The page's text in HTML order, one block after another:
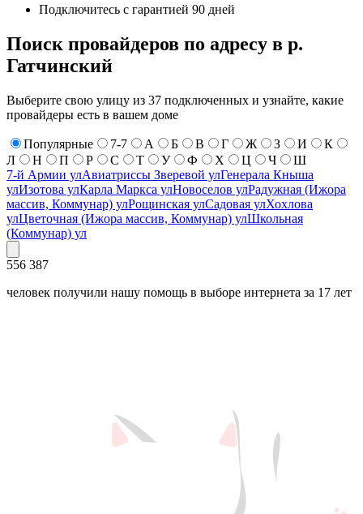
Подключитесь с гарантией 90 дней
Поиск провайдеров по адресу в р.
Гатчинский
Выберите свою улицу из 37 подключенных и узнайте, какие
провайдеры есть в вашем доме
Популярные 7-7 А Б В Г Ж З И
К
Л
Н П Р С Т У Ф Х Ц Ч
Ш
7-й Армии улАвиатриссы Зверевой улГенерала Кныша
улИзотова улКарла Маркса улНовоселов улРадужная (Ижора
массив, Коммунар) улРощинская улСадовая улХохлова
улЦветочная (Ижора массив, Коммунар) улШкольная
(Коммунар) ул
556 387
человек получили нашу помощь в выборе интернета за 17 лет